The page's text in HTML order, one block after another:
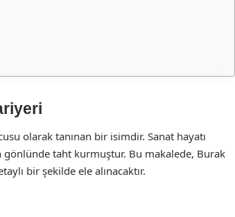
olarak tanınan bir isimdir. Sanat hayatı
taht kurmuştur. Bu makalede, Burak
bir şekilde ele alınacaktır.